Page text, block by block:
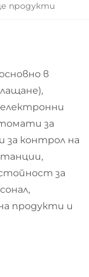
продукти
в
за
за контрол на
за
продукти и